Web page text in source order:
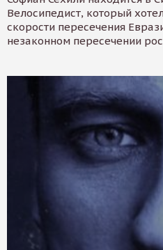
Велосипедист, который
скорости пересечения
незаконном пересечении